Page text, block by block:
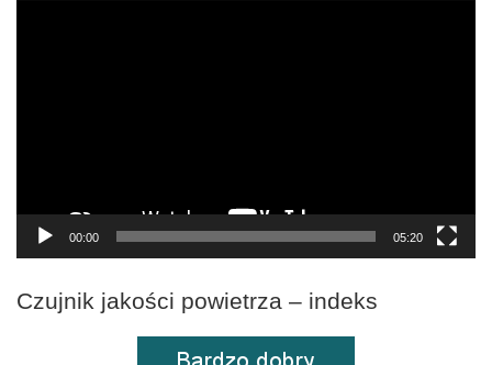
00:00 05:20
Czujnik jakości powietrza – indeks